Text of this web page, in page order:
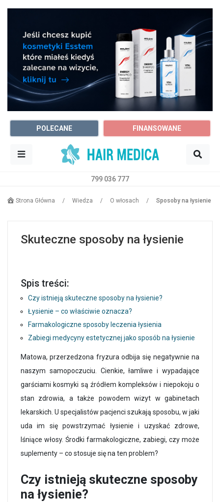
POLECANE FINANSOWANE
799 036 777
Strona Główna / Wiedza / O włosach / Sposoby na łysienie
Skuteczne sposoby na łysienie
Spis treści:
Czy istnieją skuteczne sposoby na łysienie?
Łysienie – co właściwie oznacza?
Farmakologiczne sposoby leczenia łysienia
Zabiegi medycyny estetycznej jako sposób na łysienie
Matowa, przerzedzona fryzura odbija się negatywnie na
naszym samopoczuciu. Cienkie, łamliwe i wypadające
garściami kosmyki są źródłem kompleksów i niepokoju o
stan zdrowia, a także powodem wizyt w gabinetach
lekarskich. U specjalistów pacjenci szukają sposobu, w jaki
uda im się powstrzymać łysienie i uzyskać zdrowe,
lśniące włosy. Środki farmakologiczne, zabiegi, czy może
suplementy – co stosuje się na ten problem?
Czy istnieją skuteczne sposoby
na łysienie?